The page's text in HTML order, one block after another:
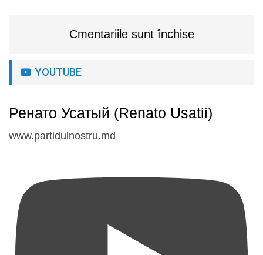
Cmentariile sunt închise
YOUTUBE
Ренато Усатый (Renato Usatii)
www.partidulnostru.md